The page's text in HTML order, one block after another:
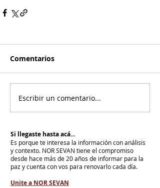
Comentarios
Escribir un comentario...
Si llegaste hasta acá...
Es porque te interesa la información con análisis
y contexto. NOR SEVAN tiene el compromiso
desde hace más de 20 años de informar para la
paz y cuenta con vos para renovarlo cada día.
Unite a NOR SEVAN